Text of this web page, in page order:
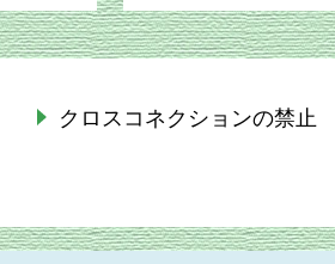
クロスコネクションの禁止